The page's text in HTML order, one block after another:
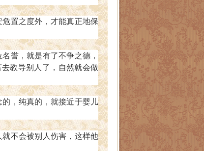
置之度外，才能真正地保
誉，就是有了不争之德，
教导别人了，自然就会做
，纯真的，就接近于婴儿
不会被别人伤害，这样他